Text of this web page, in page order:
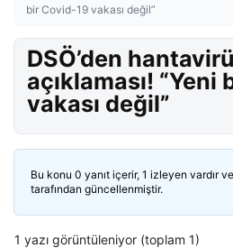
bir Covid-19 vakası değil”
DSÖ’den
açıklaması!
vakası değil”
Bu konu 0 yanıt içerir, 1 izleyen vardır
tarafından güncellenmiştir.
1 yazı görüntüleniyor (toplam 1)